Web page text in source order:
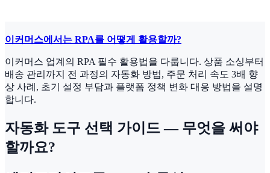
이커머스에서는 RPA를 어떻게 활용할까?
이커머스 업계의 RPA 필수 활용법을 다룹니다. 상품 소싱부터
배송 관리까지 전 과정의 자동화 방법, 주문 처리 속도 3배 향
상 사례, 초기 설정 부담과 플랫폼 정책 변화 대응 방법을 설명
합니다.
자동화 도구 선택 가이드 — 무엇을 써야
할까요?